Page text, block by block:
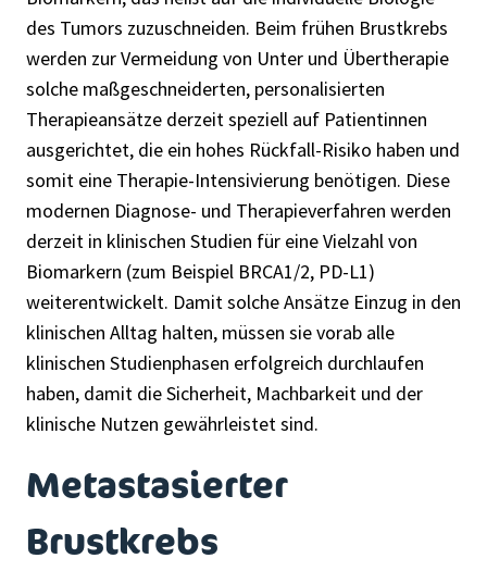
des Tumors zuzuschneiden. Beim frühen Brustkrebs
werden zur Vermeidung von Unter und Übertherapie
solche maßgeschneiderten, personalisierten
Therapieansätze derzeit speziell auf Patientinnen
ausgerichtet, die ein hohes Rückfall-Risiko haben und
somit eine Therapie-Intensivierung benötigen. Diese
modernen Diagnose- und Therapieverfahren werden
derzeit in klinischen Studien für eine Vielzahl von
Biomarkern (zum Beispiel BRCA1/2, PD-L1)
weiterentwickelt. Damit solche Ansätze Einzug in den
klinischen Alltag halten, müssen sie vorab alle
klinischen Studienphasen erfolgreich durchlaufen
haben, damit die Sicherheit, Machbarkeit und der
klinische Nutzen gewährleistet sind.
Metastasierter
Brustkrebs